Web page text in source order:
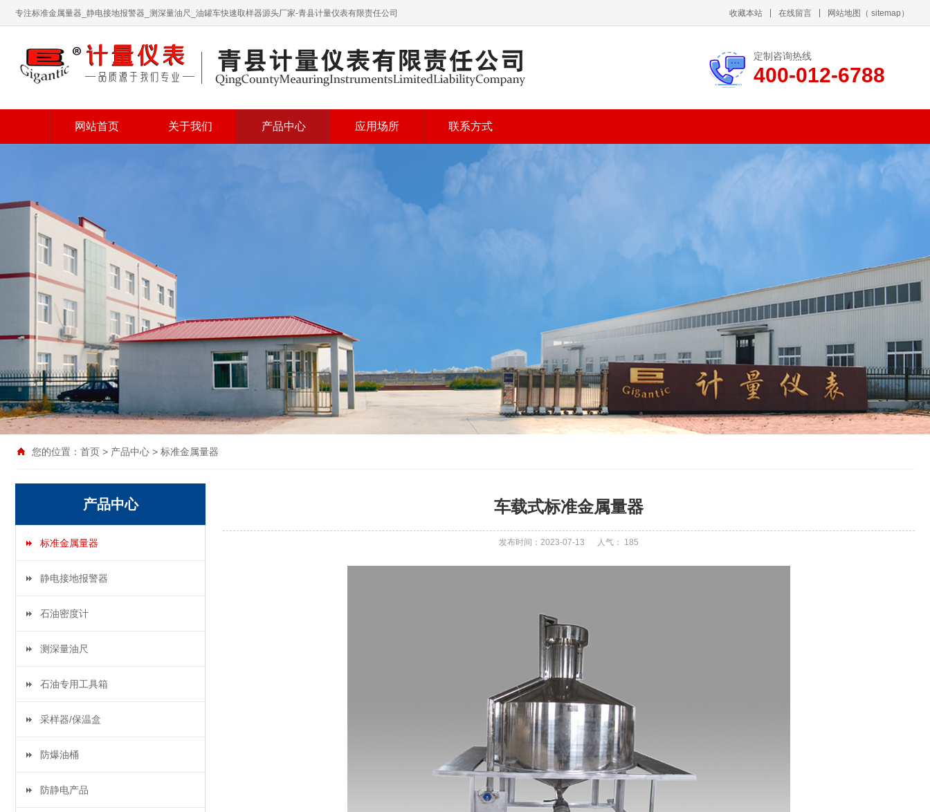
专注标准金属量器_静电接地报警器_测深量油尺_油罐车快速取样器源头厂家-青县计量仪表有限责任公司 收藏本站 在线留言 网站地图 （ sitemap ）
定制咨询热线
400-012-6788
网站首页 关于我们 产品中心 应用场所 联系方式
您的位置： 首页 > 产品中心 > 标准金属量器
产品中心
标准金属量器
静电接地报警器
石油密度计
测深量油尺
石油专用工具箱
采样器/保温盒
防爆油桶
防静电产品
车载式标准金属量器
发布时间：2023-07-13 人气： 185